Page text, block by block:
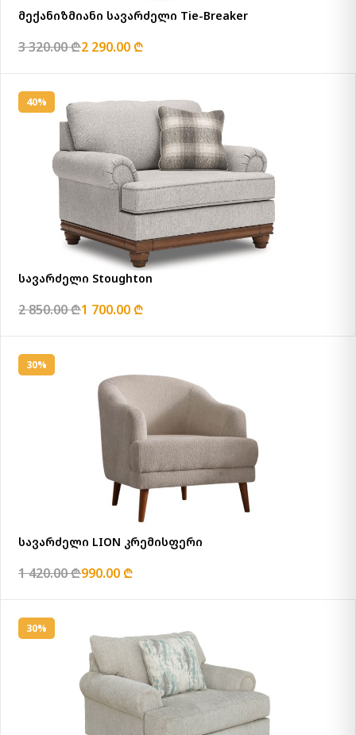
მექანიზმიანი სავარძელი Tie-Breaker
3 320.00 ₾2 290.00 ₾
40%
სავარძელი Stoughton
2 850.00 ₾1 700.00 ₾
30%
სავარძელი LION კრემისფერი
1 420.00 ₾990.00 ₾
30%